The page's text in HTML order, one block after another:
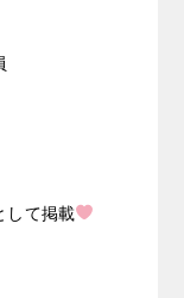
して掲載